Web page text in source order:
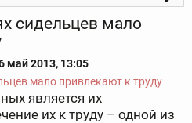
сидельцев мало
май 2013, 13:05
является их
их к труду – одной из